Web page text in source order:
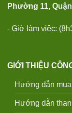
Phường 11,
- Giờ làm việc:
GIỚI THIỆU
Hướng dẫn
Hướng dẫn